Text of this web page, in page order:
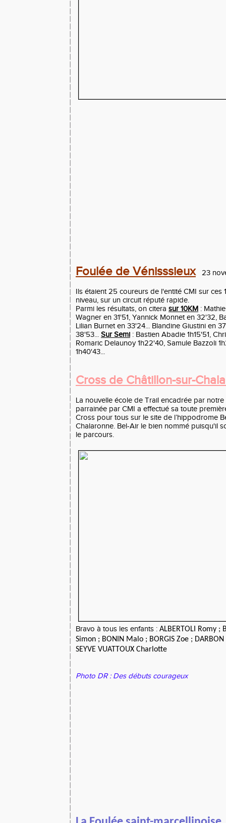
Foulée de Vénisssieux23
Ils étaient 25 coureurs de l'entité CMI sur ces
niveau, sur un circuit réputé rapide.
Parmi les résultats, on citera sur 10KM :
Wagner en 31'51, Yannick Monnet en 32'32,
Lilian Burnet en 33'24... Blandine Giustini en
38'53... Sur Semi : Bastien Abadie 1h15'51,
Romaric Delaunoy 1h22'40, Samule Bazzoli
1h40'43...
Cross de Châtillon-sur-
La nouvelle école de Trail encadrée par
parrainée par CMI a effectué sa toute
Cross pour tous sur le site de l’hippodrome
Chalaronne. Bel-Air le bien nommé puisqu'il
le parcours.
Bravo à tous les enfants : ALBERTOLI Romy ;
Simon ; BONIN Malo ; BORGIS Zoe ;
SEYVE VUATTOUX Charlotte
Photo DR : Des débuts courageux